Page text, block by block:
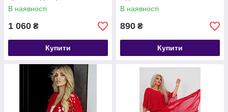
В наявності
1 060 ₴
Купити
В наявності
890 ₴
Купити